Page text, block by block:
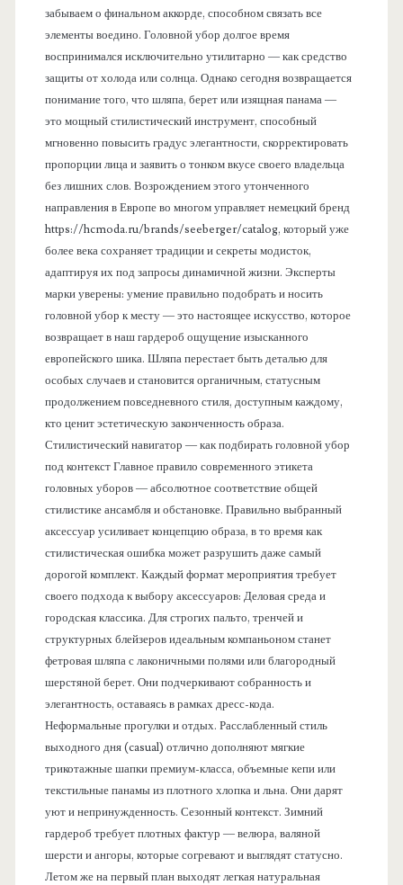
забываем о финальном аккорде, способном связать все
элементы воедино. Головной убор долгое время
воспринимался исключительно утилитарно — как средство
защиты от холода или солнца. Однако сегодня возвращается
понимание того, что шляпа, берет или изящная панама —
это мощный стилистический инструмент, способный
мгновенно повысить градус элегантности, скорректировать
пропорции лица и заявить о тонком вкусе своего владельца
без лишних слов. Возрождением этого утонченного
направления в Европе во многом управляет немецкий бренд
https://hcmoda.ru/brands/seeberger/catalog, который уже
более века сохраняет традиции и секреты модисток,
адаптируя их под запросы динамичной жизни. Эксперты
марки уверены: умение правильно подобрать и носить
головной убор к месту — это настоящее искусство, которое
возвращает в наш гардероб ощущение изысканного
европейского шика. Шляпа перестает быть деталью для
особых случаев и становится органичным, статусным
продолжением повседневного стиля, доступным каждому,
кто ценит эстетическую законченность образа.
Стилистический навигатор — как подбирать головной убор
под контекст Главное правило современного этикета
головных уборов — абсолютное соответствие общей
стилистике ансамбля и обстановке. Правильно выбранный
аксессуар усиливает концепцию образа, в то время как
стилистическая ошибка может разрушить даже самый
дорогой комплект. Каждый формат мероприятия требует
своего подхода к выбору аксессуаров: Деловая среда и
городская классика. Для строгих пальто, тренчей и
структурных блейзеров идеальным компаньоном станет
фетровая шляпа с лаконичными полями или благородный
шерстяной берет. Они подчеркивают собранность и
элегантность, оставаясь в рамках дресс-кода.
Неформальные прогулки и отдых. Расслабленный стиль
выходного дня (casual) отлично дополняют мягкие
трикотажные шапки премиум-класса, объемные кепи или
текстильные панамы из плотного хлопка и льна. Они дарят
уют и непринужденность. Сезонный контекст. Зимний
гардероб требует плотных фактур — велюра, валяной
шерсти и ангоры, которые согревают и выглядят статусно.
Летом же на первый план выходят легкая натуральная